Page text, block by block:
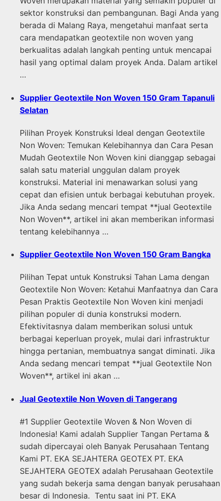
sektor konstruksi dan pembangunan. Bagi Anda yang
berada di Malang Raya, mengetahui manfaat serta
cara mendapatkan geotextile non woven yang
berkualitas adalah langkah penting untuk mencapai
hasil yang optimal dalam proyek Anda. Dalam artikel
…
Supplier Geotextile Non Woven 150 Gram Tapanuli
Selatan
Pilihan Proyek Konstruksi Ideal dengan Geotextile
Non Woven: Temukan Kelebihannya dan Cara Pesan
Mudah Geotextile Non Woven kini dianggap sebagai
salah satu material unggulan dalam proyek
konstruksi. Material ini menawarkan solusi yang
cepat dan efisien untuk berbagai kebutuhan proyek.
Jika Anda sedang mencari tempat **jual Geotextile
Non Woven**, artikel ini akan memberikan informasi
tentang kelebihannya …
Supplier Geotextile Non Woven 150 Gram Bangka
Pilihan Tepat untuk Konstruksi Tahan Lama dengan
Geotextile Non Woven: Ketahui Manfaatnya dan Cara
Pesan Praktis Geotextile Non Woven kini menjadi
pilihan populer di dunia konstruksi modern.
Efektivitasnya dalam memberikan solusi untuk
berbagai keperluan proyek, mulai dari infrastruktur
hingga pertanian, membuatnya sangat diminati. Jika
Anda sedang mencari tempat **jual Geotextile Non
Woven**, artikel ini akan …
Jual Geotextile Non Woven di Tangerang
#1 Supplier Geotextile Woven & Non Woven di
Indonesia! Kami adalah Supplier Tangan Pertama &
sudah dipercayai oleh Banyak Perusahaan Tentang
Kami PT. EKA SEJAHTERA GEOTEX PT. EKA
SEJAHTERA GEOTEX adalah Perusahaan Geotextile
yang sudah bekerja sama dengan banyak perusahaan
besar di Indonesia. Tentu saat ini PT. EKA